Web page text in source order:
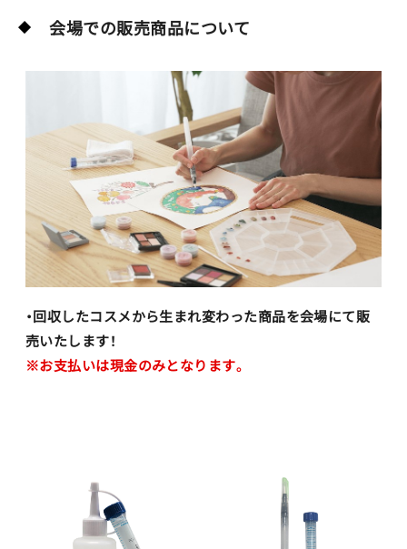
会場での販売商品について
・回収したコスメから生まれ変わった商品を会場にて販
売いたします！
※お支払いは現金のみとなります。